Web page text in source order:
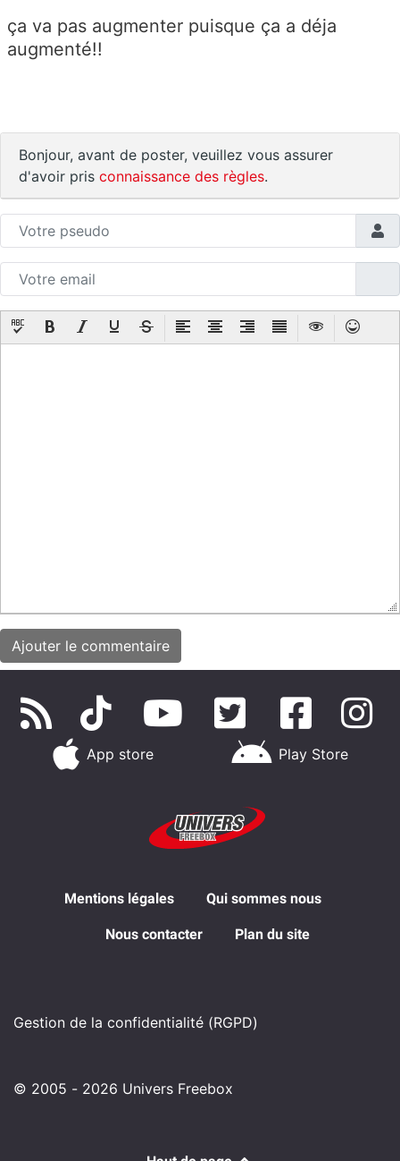
ça va pas augmenter puisque ça a déja
augmenté!!
Bonjour, avant de poster, veuillez vous assurer
d'avoir pris connaissance des règles.
App store Play Store
Mentions légales Qui sommes nous
Nous contacter Plan du site
Gestion de la confidentialité (RGPD)
© 2005 - 2026 Univers Freebox